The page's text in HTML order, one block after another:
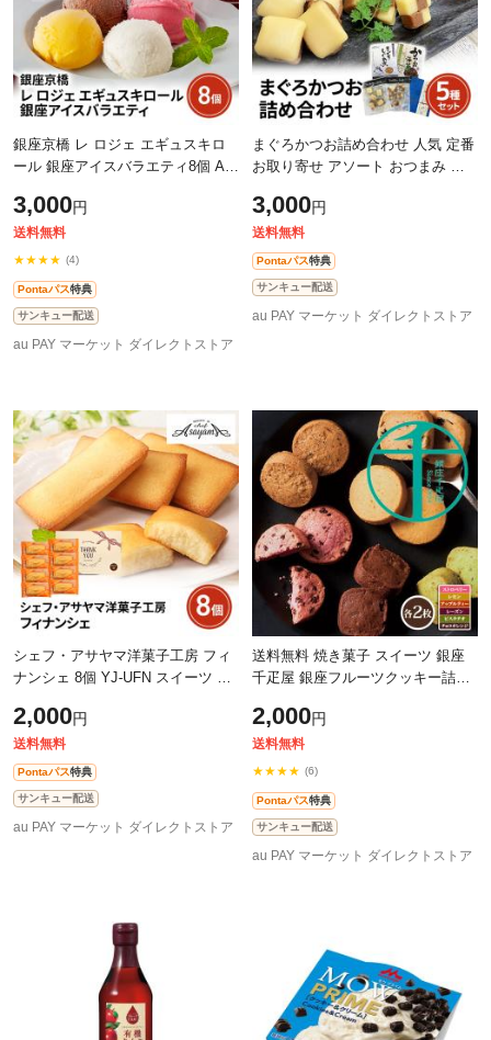
銀座京橋 レ ロジェ エギュスキロ
ール 銀座アイスバラエティ8個 AH-
ト 贈答
3,000円
送料無料
★★★★ (4)
Pontaパス特典
サンキュー配送
au PAY マーケット ダイレクトストア
まぐろかつお詰め合わせ 人気 定番
お取り寄せ アソート おつまみ お
3,000円
送料無料
Pontaパス特典
サンキュー配送
au PAY マーケット ダイレクトストア
シェフ・アサヤマ洋菓子工房 フィ
ナンシェ 8個 YJ-UFN スイーツ 洋
函
2,000円
送料無料
Pontaパス特典
サンキュー配送
au PAY マーケット ダイレクトストア
送料無料 焼き菓子 スイーツ 銀座
千疋屋 銀座フルーツクッキー詰合
ップルティー ・ レーズン
2,000円
送料無料
★★★★ (6)
Pontaパス特典
サンキュー配送
au PAY マーケット ダイレクトストア